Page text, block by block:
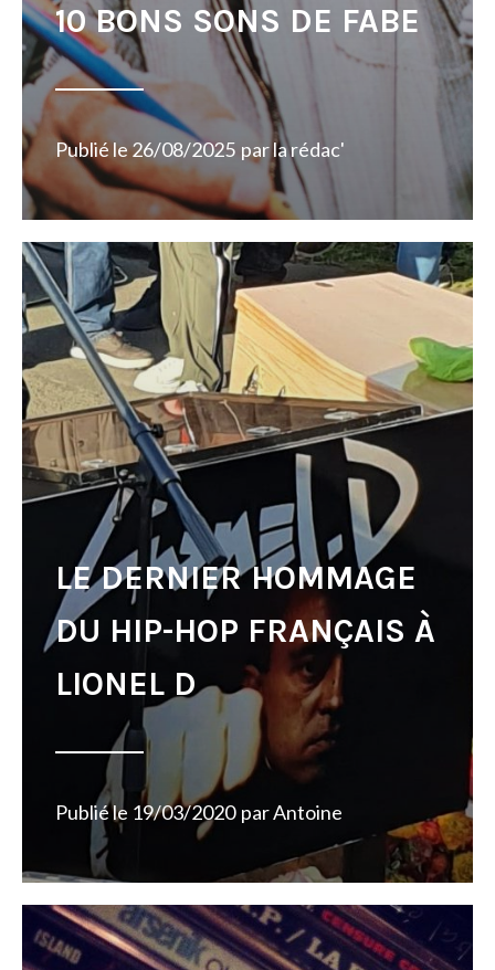
10 BONS SONS DE FABE
Publié le26/08/2025 parla rédac'
LE DERNIER HOMMAGE
DU HIP-HOP FRANÇAIS À
LIONEL D
Publié le 19/03/2020 parAntoine